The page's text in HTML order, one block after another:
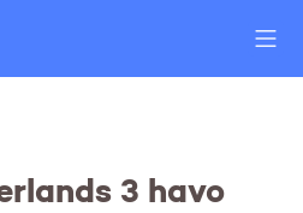
3 havo